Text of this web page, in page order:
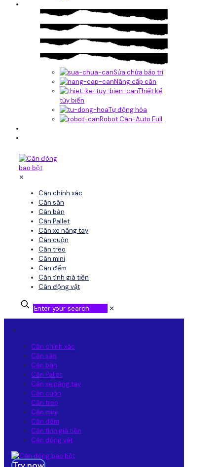
Sửa chửa bảo trì
Nâng cấp cân
Thiết kế
tùy biến
Tự động hóa
Robot Cân-Auto Full
✕
Cân chính xác
Cân sàn
Cân bàn
Cân Pallet
Cân xe nâng tay
Cân cuộn
Cân treo
Cân mini
Cân đếm
Cân tính giá tiền
Cân động vật
✕
✕
Cân chính xác
Cân sàn
Cân bàn
Cân Pallet
Cân xe nâng tay
Cân cuộn
Cân treo
Cân mini
Cân đếm
Cân tính giá tiền
Cân động vật